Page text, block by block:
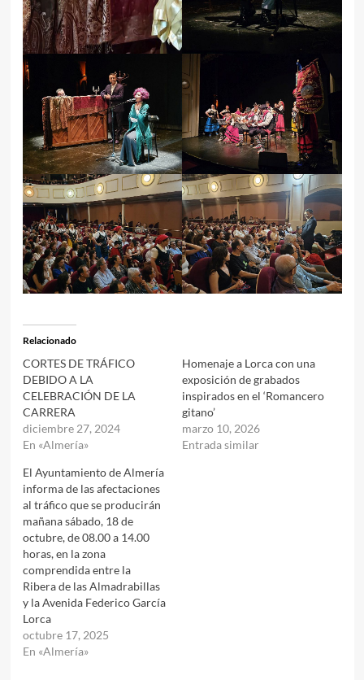
Relacionado
CORTES DE TRÁFICO
DEBIDO A LA
CELEBRACIÓN DE LA
CARRERA
diciembre 27, 2024
En «Almería»
Homenaje a Lorca con una
exposición de grabados
inspirados en el ‘Romancero
gitano’
marzo 10, 2026
Entrada similar
El Ayuntamiento de Almería
informa de las afectaciones
al tráfico que se producirán
mañana sábado, 18 de
octubre, de 08.00 a 14.00
horas, en la zona
comprendida entre la
Ribera de las Almadrabillas
y la Avenida Federico García
Lorca
octubre 17, 2025
En «Almería»